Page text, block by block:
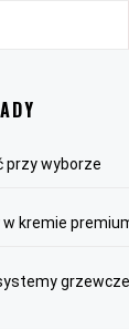
przy wyborze
kremie
grzewcze